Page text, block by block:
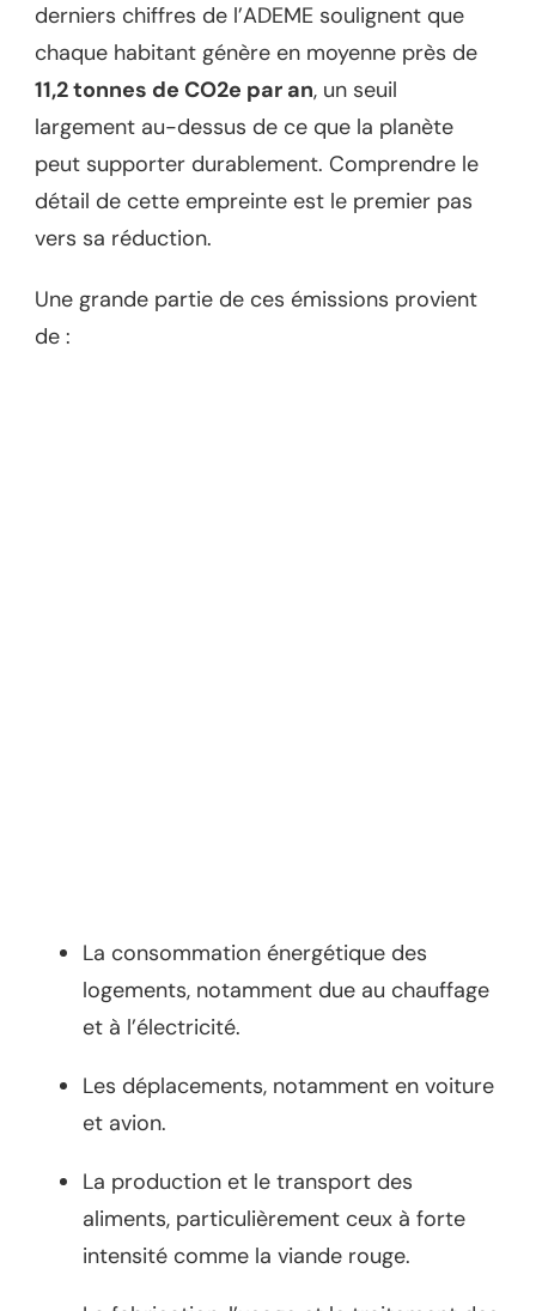
derniers chiffres de l’ADEME soulignent que
chaque habitant génère en moyenne près de
11,2 tonnes de CO2e par an, un seuil
largement au-dessus de ce que la planète
peut supporter durablement. Comprendre le
détail de cette empreinte est le premier pas
vers sa réduction.
Une grande partie de ces émissions provient
de :
La consommation énergétique des
logements, notamment due au chauffage
et à l’électricité.
Les déplacements, notamment en voiture
et avion.
La production et le transport des
aliments, particulièrement ceux à forte
intensité comme la viande rouge.